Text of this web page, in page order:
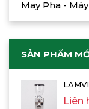
May Pha -
SẢN PHẨM
Liên